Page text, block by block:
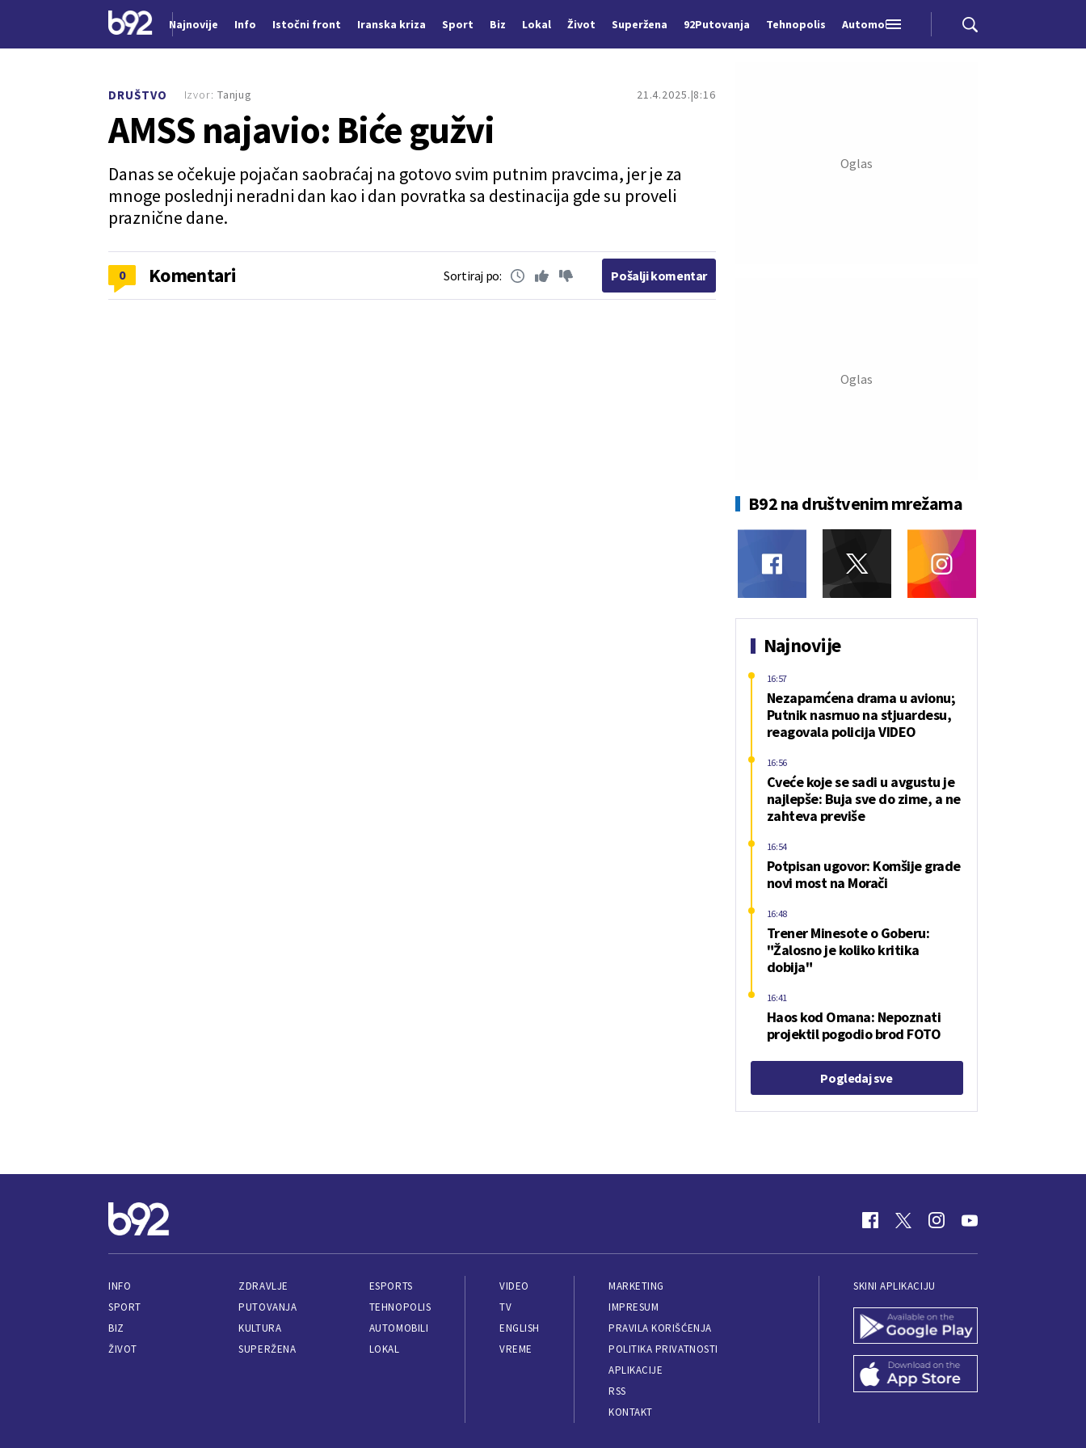
Najnovije Info Istočni front Iranska kriza Sport Biz Lokal Život Superžena 92Putovanja Tehnopolis Automobili
DRUŠTVO 21.4.2025. 8:16
AMSS najavio: Biće gužvi
Danas se očekuje pojačan saobraćaj na gotovo svim putnim pravcima, jer je za
mnoge poslednji neradni dan kao i dan povratka sa destinacija gde su proveli
praznične dane.
Izvor: Tanjug
0 Komentari Sortiraj po: Pošalji komentar
B92 na društvenim mrežama
Najnovije
Nezapamćena drama u avionu;
Putnik nasrnuo na stjuardesu,
reagovala policija VIDEO
16:57
Cveće koje se sadi u avgustu je
najlepše: Buja sve do zime, a ne
zahteva previše
16:56
Potpisan ugovor: Komšije grade
novi most na Morači
16:54
Trener Minesote o Goberu:
"Žalosno je koliko kritika
dobija"
16:48
Haos kod Omana: Nepoznati
projektil pogodio brod FOTO
16:41
Pogledaj sve
INFO
SPORT
BIZ
ŽIVOT
ZDRAVLJE
PUTOVANJA
KULTURA
SUPERŽENA
ESPORTS
TEHNOPOLIS
AUTOMOBILI
LOKAL
VIDEO
TV
ENGLISH
VREME
MARKETING
IMPRESUM
PRAVILA KORIŠĆENJA
POLITIKA PRIVATNOSTI
APLIKACIJE
RSS
KONTAKT
SKINI APLIKACIJU